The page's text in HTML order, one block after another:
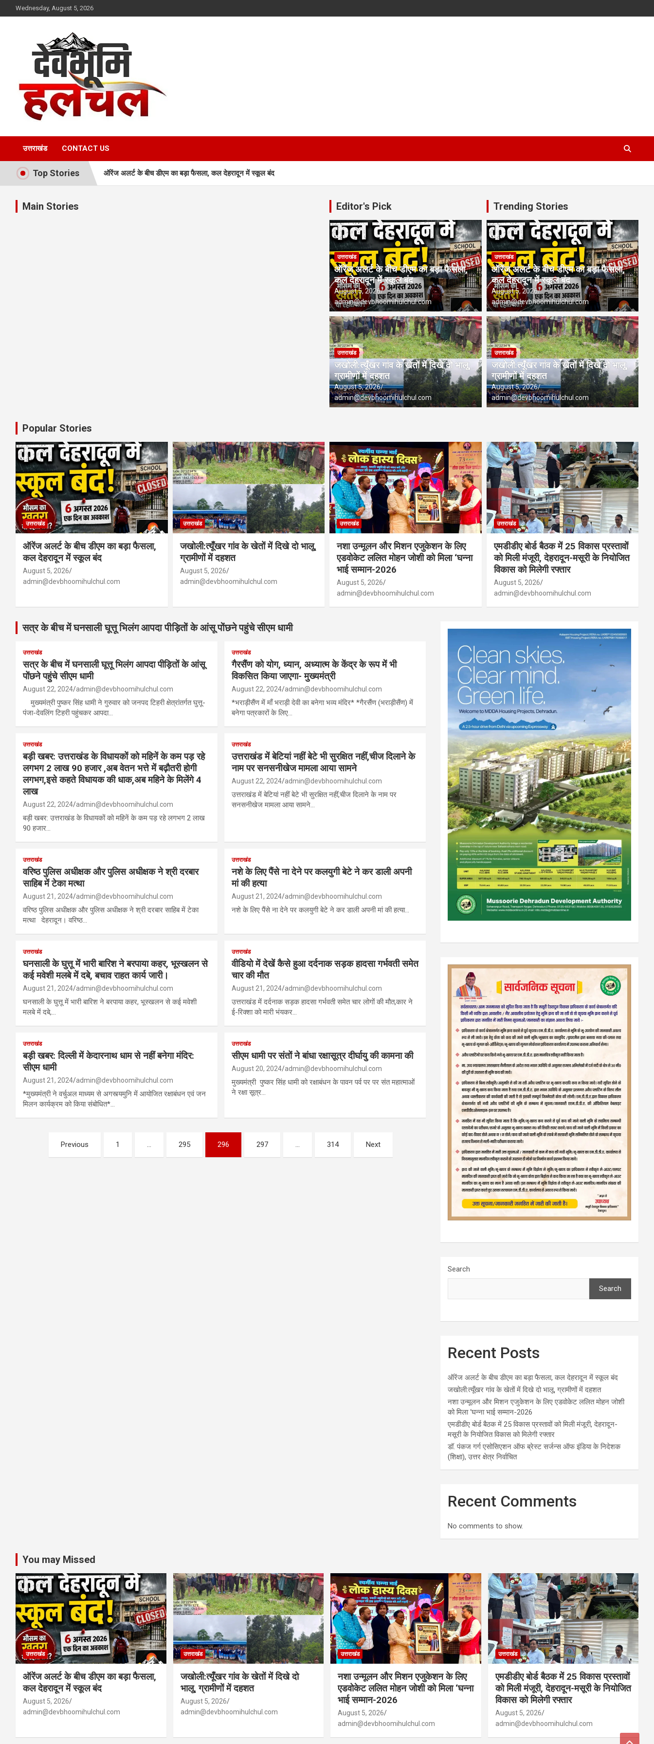
to
Wednesday, August 5, 2026
devbhoomihulchul.com
उत्तराखंड CONTACT US
Top Stories ऑरेंज अलर्ट के बीच डीएम का बड़ा फैसला, कल देहरादून में स्कूल बंद
नशा उन्मूलन और मिशन एजुकेशन के लिए एडवोकेट ललित मोहन जोशी को मिला ‘घन्ना भाई सम्मान-2026
एमडीडीए बोर्ड बैठक में 25 विकास प्रस्तावों को मिली मंजूरी, देहरादून-मसूरी के नियोजित विकास को मिलेगी रफ्तार
डॉ. पंकज गर्ग एसोसिएशन ऑफ ब्रेस्ट सर्जन्स ऑफ इंडिया के निदेशक (शिक्षा), उत्तर क्षेत्र निर्वाचित
Main Stories Editor's Pick
उत्तराखंड
ऑरेंज अलर्ट के बीच डीएम का बड़ा फैसला,
कल देहरादून में स्कूल बंद
August 5, 2026
admin@devbhoomihulchul.com
उत्तराखंड
जखोली:त्यूँखर गांव के खेतों में दिखे दो भालू,
ग्रामीणों में दहशत
August 5, 2026
admin@devbhoomihulchul.com
Trending Stories
उत्तराखंड
ऑरेंज अलर्ट के बीच डीएम का बड़ा फैसला,
कल देहरादून में स्कूल बंद
August 5, 2026
admin@devbhoomihulchul.com
उत्तराखंड
जखोली:त्यूँखर गांव के खेतों में दिखे दो भालू,
ग्रामीणों में दहशत
August 5, 2026
admin@devbhoomihulchul.com
Popular Stories
उत्तराखंड
ऑरेंज अलर्ट के बीच डीएम का बड़ा फैसला,
कल देहरादून में स्कूल बंद
August 5, 2026
admin@devbhoomihulchul.com
उत्तराखंड
जखोली:त्यूँखर गांव के खेतों में दिखे दो भालू,
ग्रामीणों में दहशत
August 5, 2026
admin@devbhoomihulchul.com
उत्तराखंड
नशा उन्मूलन और मिशन एजुकेशन के लिए
एडवोकेट ललित मोहन जोशी को मिला ‘घन्ना
भाई सम्मान-2026
August 5, 2026
admin@devbhoomihulchul.com
उत्तराखंड
एमडीडीए बोर्ड बैठक में 25 विकास प्रस्तावों
को मिली मंजूरी, देहरादून-मसूरी के नियोजित
विकास को मिलेगी रफ्तार
August 5, 2026
admin@devbhoomihulchul.com
सत्र के बीच में घनसाली घूत्तू भिलंग आपदा पीड़ितों के आंसू पोंछने पहुंचे सीएम धामी
उत्तराखंड
सत्र के बीच में घनसाली घूत्तू भिलंग आपदा पीड़ितों के आंसू
पोंछने पहुंचे सीएम धामी
August 22, 2024 admin@devbhoomihulchul.com
मुख्यमंत्री पुष्कर सिंह धामी ने गुरुवार को जनपद टिहरी क्षेत्रांतर्गत घुत्तू-
पंजा-देवलिंग टिहरी पहुंचकर आपदा…
उत्तराखंड
गैरसैंण को योग, ध्यान, अध्यात्म के केंद्र के रूप में भी
विकसित किया जाएगा- मुख्यमंत्री
August 22, 2024 admin@devbhoomihulchul.com
*भराड़ीसैंण में माँ भराड़ी देवी का बनेगा भव्य मंदिर* *गैरसैंण (भराड़ीसैंण) में
बनेगा पत्रकारों के लिए…
उत्तराखंड
बड़ी खबर: उत्तराखंड के विधायकों को महिनें के कम पड़ रहे
लगभग 2 लाख 90 हजार ,अब वेतन भत्ते में बढ़ौतरी होगी
लगभग,इसे कहते विधायक की धाक,अब महिने के मिलेंगे 4
लाख
August 22, 2024 admin@devbhoomihulchul.com
बड़ी खबर: उत्तराखंड के विधायकों को महिनें के कम पड़ रहे लगभग 2 लाख
90 हजार…
उत्तराखंड
उत्तराखंड में बेटियां नहीं बेटे भी सुरक्षित नहीं,चीज दिलाने के
नाम पर सनसनीखेज मामला आया सामने
August 22, 2024 admin@devbhoomihulchul.com
उत्तराखंड में बेटियां नहीं बेटे भी सुरक्षित नहीं,चीज दिलाने के नाम पर
सनसनीखेज मामला आया सामने…
उत्तराखंड
वरिष्ठ पुलिस अधीक्षक और पुलिस अधीक्षक ने श्री दरबार
साहिब में टेका मत्था
August 21, 2024 admin@devbhoomihulchul.com
वरिष्ठ पुलिस अधीक्षक और पुलिस अधीक्षक ने श्री दरबार साहिब में टेका
मत्था देहरादून। वरिष्ठ…
उत्तराखंड
नशे के लिए पैंसे ना देने पर कलयुगी बेटे ने कर डाली अपनी
मां की हत्या
August 21, 2024 admin@devbhoomihulchul.com
नशे के लिए पैंसे ना देने पर कलयुगी बेटे ने कर डाली अपनी मां की हत्या…
उत्तराखंड
घनसाली के घुत्तू में भारी बारिश ने बरपाया कहर, भूस्खलन से
कई मवेशी मलबे में दबे, बचाव राहत कार्य जारी।
August 21, 2024 admin@devbhoomihulchul.com
घनसाली के घुत्तू में भारी बारिश ने बरपाया कहर, भूस्खलन से कई मवेशी
मलबे में दबे,…
उत्तराखंड
वीडियो में देखें कैसे हुआ दर्दनाक सड़क हादसा गर्भवती समेत
चार की मौत
August 21, 2024 admin@devbhoomihulchul.com
उत्तराखंड में दर्दनाक सड़क हादसा गर्भवती समेत चार लोगों की मौत,कार ने
ई-रिक्शा को मारी भंयकर…
उत्तराखंड
बड़ी खबर: दिल्ली में केदारनाथ धाम से नहीं बनेगा मंदिर:
सीएम धामी
August 21, 2024 admin@devbhoomihulchul.com
*मुख्यमंत्री ने वर्चुअल माध्यम से अगस्त्यमुनि में आयोजित रक्षाबंधन एवं जन
मिलन कार्यक्रम को किया संबोधित*…
उत्तराखंड
सीएम धामी पर संतों ने बांधा रक्षासूत्र दीर्घायु की कामना की
August 20, 2024 admin@devbhoomihulchul.com
मुख्यमंत्री पुष्कर सिंह धामी को रक्षाबंधन के पावन पर्व पर पर संत महात्माओं
ने रक्षा सूत्र…
pagination
Previous 1 295 296 297 314 Next
Search
Search
Recent Posts
ऑरेंज अलर्ट के बीच डीएम का बड़ा फैसला, कल देहरादून में स्कूल बंद
जखोली:त्यूँखर गांव के खेतों में दिखे दो भालू, ग्रामीणों में दहशत
नशा उन्मूलन और मिशन एजुकेशन के लिए एडवोकेट ललित मोहन जोशी
को मिला ‘घन्ना भाई सम्मान-2026
एमडीडीए बोर्ड बैठक में 25 विकास प्रस्तावों को मिली मंजूरी, देहरादून-
मसूरी के नियोजित विकास को मिलेगी रफ्तार
डॉ. पंकज गर्ग एसोसिएशन ऑफ ब्रेस्ट सर्जन्स ऑफ इंडिया के निदेशक
(शिक्षा), उत्तर क्षेत्र निर्वाचित
Recent Comments
No comments to show.
You may Missed
उत्तराखंड
ऑरेंज अलर्ट के बीच डीएम का बड़ा फैसला,
कल देहरादून में स्कूल बंद
August 5, 2026
admin@devbhoomihulchul.com
उत्तराखंड
जखोली:त्यूँखर गांव के खेतों में दिखे दो
भालू, ग्रामीणों में दहशत
August 5, 2026
admin@devbhoomihulchul.com
उत्तराखंड
नशा उन्मूलन और मिशन एजुकेशन के लिए
एडवोकेट ललित मोहन जोशी को मिला ‘घन्ना
भाई सम्मान-2026
August 5, 2026
admin@devbhoomihulchul.com
उत्तराखंड
एमडीडीए बोर्ड बैठक में 25 विकास प्रस्तावों
को मिली मंजूरी, देहरादून-मसूरी के नियोजित
विकास को मिलेगी रफ्तार
August 5, 2026
admin@devbhoomihulchul.com